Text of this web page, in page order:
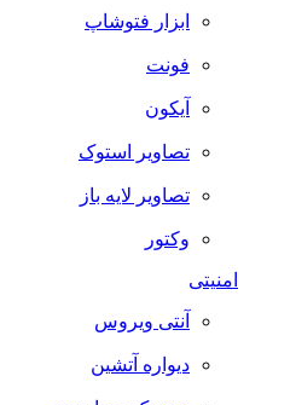
ابزار فتوشاپ
فونت
آیکون
تصاویر استوک
تصاویر لایه باز
وکتور
امنیتی
آنتی ویروس
دیواره آتشین